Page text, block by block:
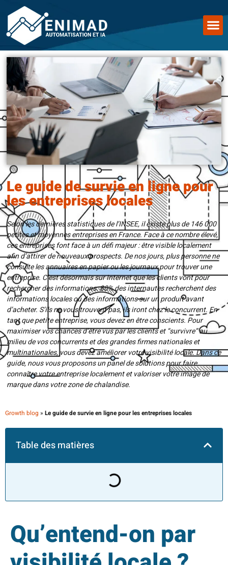
Le guide de survie en ligne pour
les entreprises locales
Selon les dernières statistiques de l’INSEE, il existe plus de 146 000
petites et moyennes entreprises en France. Face à ce nombre élevé,
ces entreprises font face à un défi majeur : être visible localement
afin d’attirer de nouveaux prospects. De nos jours, plus personne ne
consulte les annuaires en papier ou les journaux pour trouver une
entreprise. C’est désormais sur Internet que les clients vont pour
rechercher des informations. 80% des internautes recherchent des
informations locales ou des informations sur un produit avant
d’acheter. S’ils ne vous trouvent pas, ils iront chez le concurrent. En
tant que petite entreprise, vous devez en être conscients. Pour
maximiser vos chances d’être vus par les clients et “survivre” au
milieu de vos concurrents et des grandes firmes nationales et
multinationales, vous devez améliorer votre visibilité locale. Dans ce
guide, nous vous proposons un panel de solutions pour faire
connaître votre entreprise localement et valoriser votre image de
marque dans votre zone de chalandise.
Growth blog » Le guide de survie en ligne pour les entreprises locales
Table des matières
Qu’entend-on par